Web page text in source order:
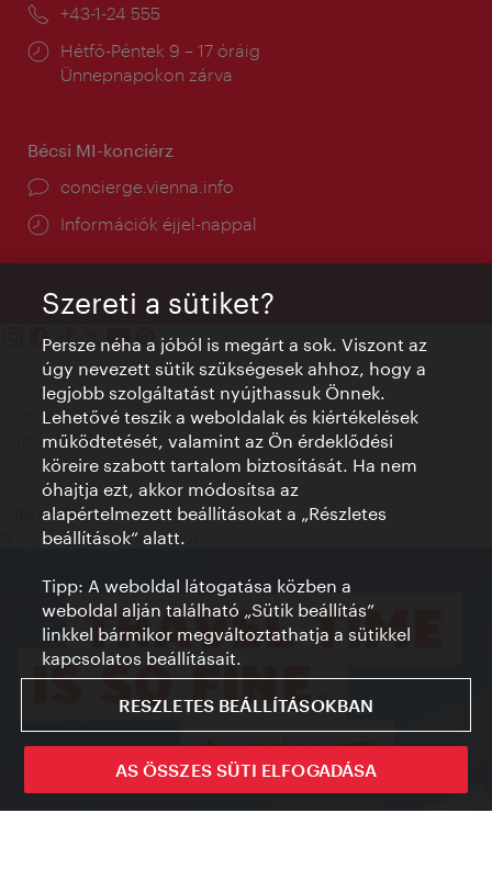
Telefon:
+43-1-24 555
Nyitva
tartás:
Hétfő-Péntek 9 – 17 óráig
Ünnepnapokon zárva
Bécsi MI-konciérz
concierge.vienna.info
Információk éjjel-nappal
Kapcsolat
Credits
Adatvédelmi nyilatkozat
Terms of Use
Megközelíthetőség
Sajtókapcsolat
Sütik beállítása
© Copyright WienTourismus
Szereti a sütiket?
Persze néha a jóból is megárt a sok. Viszont az
úgy nevezett sütik szükségesek ahhoz, hogy a
legjobb szolgáltatást nyújthassuk Önnek.
Lehetővé teszik a weboldalak és kiértékelések
működtetését, valamint az Ön érdeklődési
köreire szabott tartalom biztosítását. Ha nem
óhajtja ezt, akkor módosítsa az
alapértelmezett beállításokat a „Részletes
beállítások“ alatt.
Tipp: A weboldal látogatása közben a
weboldal alján található „Sütik beállítás”
linkkel bármikor megváltoztathatja a sütikkel
kapcsolatos beállításait.
RESZLETES BEÁLLÍTÁSOKBAN
AS ÖSSZES SÜTI ELFOGADÁSA